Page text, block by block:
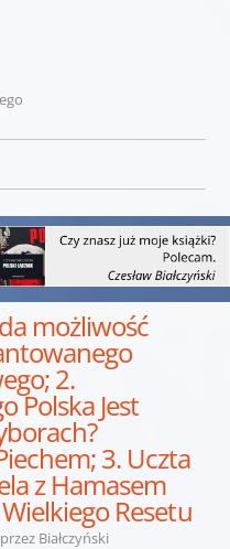
możliwość
2.
Polska Jest
3. Uczta
z Hamasem
Resetu
Białczyński